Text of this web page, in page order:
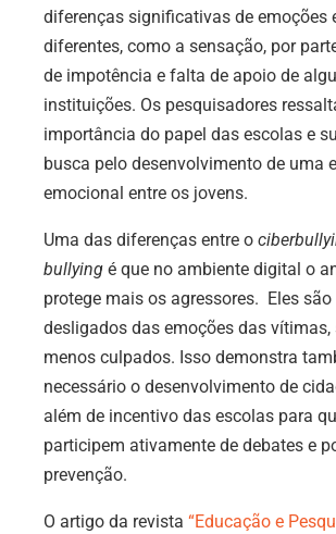
diferenças significativas de emoções
diferentes, como a sensação, por
de impotência e falta de apoio de
instituições. Os pesquisadores
importância do papel das escolas e
busca pelo desenvolvimento de uma
emocional entre os jovens.
Uma das diferenças entre o
bullying é que no ambiente digital o
protege mais os agressores. Eles
desligados das emoções das vítimas,
menos culpados. Isso demonstra
necessário o desenvolvimento de
além de incentivo das escolas para
participem ativamente de debates e
prevenção.
O artigo da revista “Educação e